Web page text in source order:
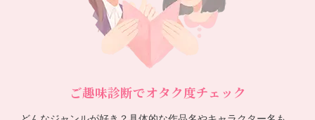
ご趣味診断でオタク度チェック